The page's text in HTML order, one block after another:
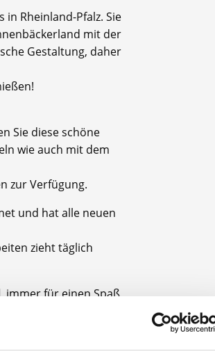
Rheinland-Pfalz. Sie
mit der
Gestaltung, daher
Sie diese schöne
wie auch mit dem
zur Verfügung.
und hat alle neuen
zieht täglich
immer für einen Spaß